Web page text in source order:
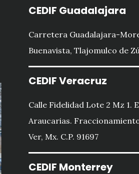
CEDIF Guadalajara
Carretera Guadalajara-
Buenavista, Tlajomulco de
CEDIF Veracruz
Calle Fidelidad Lote 2 Mz 1.
Araucarias.
Ver, Mx. C.P. 91697
CEDIF Monterrey